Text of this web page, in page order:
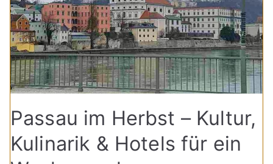
Passau im Herbst – Kultur,
Kulinarik & Hotels für ein